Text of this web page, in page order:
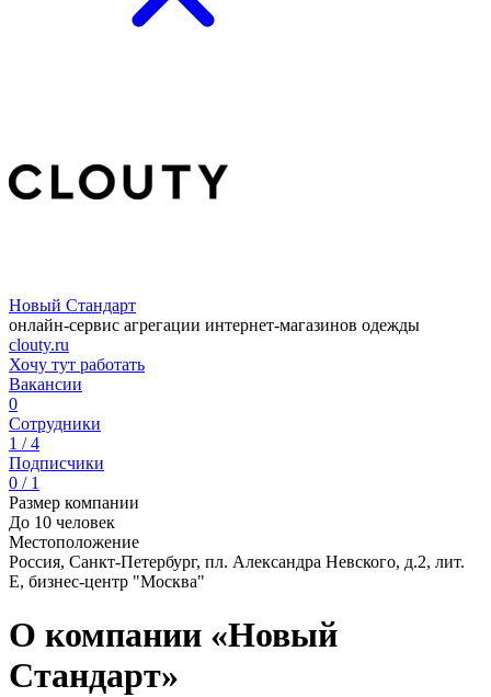
Новый Стандарт
онлайн-сервис агрегации интернет-магазинов одежды
clouty.ru
Хочу тут работать
Вакансии
0
Сотрудники
1 / 4
Подписчики
0 / 1
Размер компании
До 10 человек
Местоположение
Россия, Санкт-Петербург, пл. Александра Невского, д.2, лит.
Е, бизнес-центр "Москва"
О компании «Новый
Стандарт»